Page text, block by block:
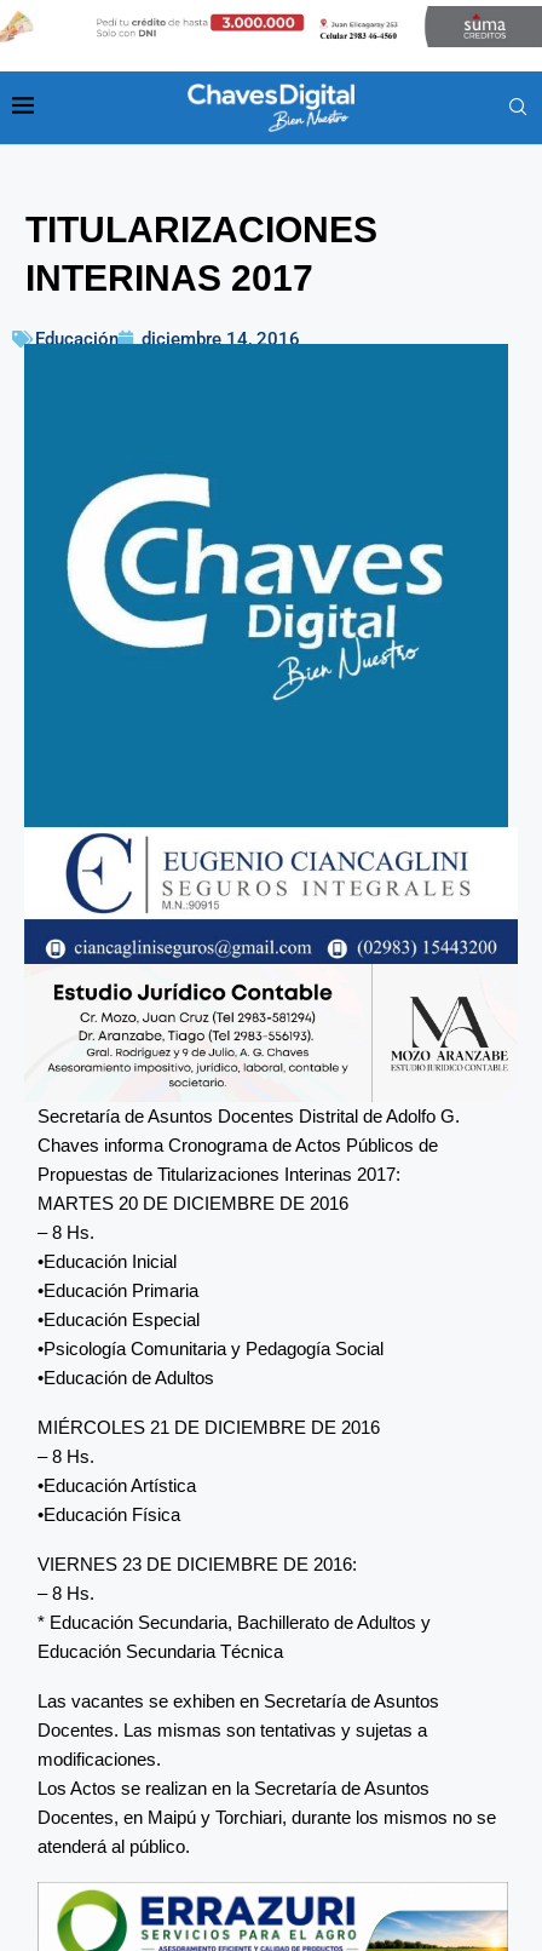
TITULARIZACIONES
INTERINAS 2017
Educación diciembre 14, 2016
Secretaría de Asuntos Docentes Distrital de Adolfo G.
Chaves informa Cronograma de Actos Públicos de
Propuestas de Titularizaciones Interinas 2017:
MARTES 20 DE DICIEMBRE DE 2016
– 8 Hs.
•Educación Inicial
•Educación Primaria
•Educación Especial
•Psicología Comunitaria y Pedagogía Social
•Educación de Adultos
MIÉRCOLES 21 DE DICIEMBRE DE 2016
– 8 Hs.
•Educación Artística
•Educación Física
VIERNES 23 DE DICIEMBRE DE 2016:
– 8 Hs.
* Educación Secundaria, Bachillerato de Adultos y
Educación Secundaria Técnica
Las vacantes se exhiben en Secretaría de Asuntos
Docentes. Las mismas son tentativas y sujetas a
modificaciones.
Los Actos se realizan en la Secretaría de Asuntos
Docentes, en Maipú y Torchiari, durante los mismos no se
atenderá al público.